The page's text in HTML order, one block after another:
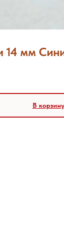
14 мм
В корзину